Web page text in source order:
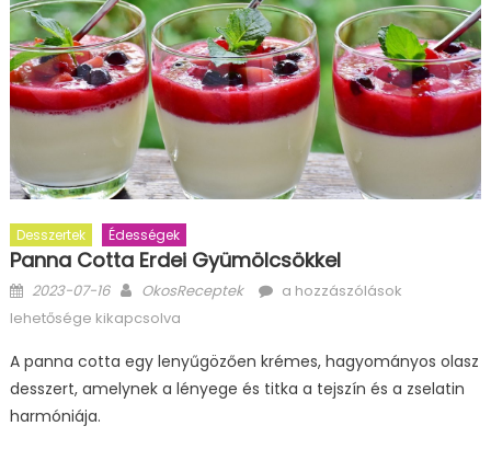
Desszertek Édességek
Panna Cotta Erdei Gyümölcsökkel
Posted
on
2023-07-16 Author
OkosReceptek
Panna
gyümölcsökkel
bejegyzéshez
a hozzászólások
lehetősége kikapcsolva
A panna cotta egy lenyűgözően krémes, hagyományos olasz
desszert, amelynek a lényege és titka a tejszín és a zselatin
harmóniája.